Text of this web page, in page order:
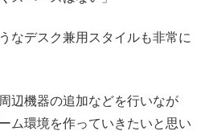
なデスク兼用スタイルも非常に
辺機器の追加などを行いなが
ム環境を作っていきたいと思い